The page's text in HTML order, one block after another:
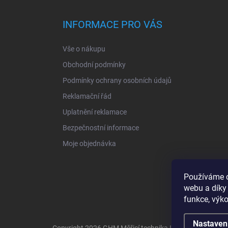
Používáme
webu a
funkce,
INFORMACE PRO VÁS
Vše o nákupu
Obchodní podmínky
Podmínky ochrany osobních údajů
Reklamační řád
Uplatnění reklamace
Bezpečnostní informace
Moje objednávka